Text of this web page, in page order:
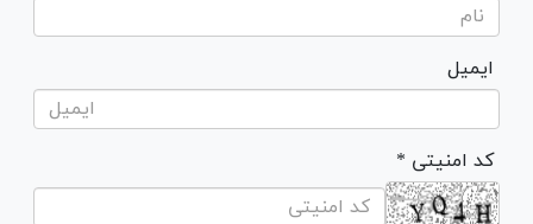
ایمیل
* کد امنیتی